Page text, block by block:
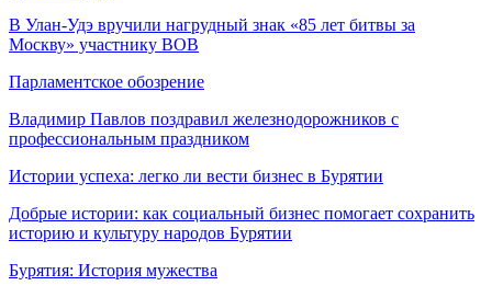
В Улан-Удэ вручили нагрудный знак «85 лет битвы за
Москву» участнику ВОВ
Парламентское обозрение
Владимир Павлов поздравил железнодорожников с
профессиональным праздником
Истории успеха: легко ли вести бизнес в Бурятии
Добрые истории: как социальный бизнес помогает сохранить
историю и культуру народов Бурятии
Бурятия: История мужества